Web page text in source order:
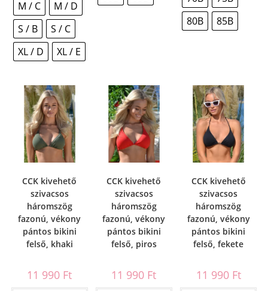
M / C
M / D
S / B
S / C
XL / D
XL / E
80B
85B
CCK kivehető
szivacsos
háromszög
fazonú, vékony
pántos bikini
felső, khaki
11 990 Ft
CCK kivehető
szivacsos
háromszög
fazonú, vékony
pántos bikini
felső, piros
11 990 Ft
CCK kivehető
szivacsos
háromszög
fazonú, vékony
pántos bikini
felső, fekete
11 990 Ft